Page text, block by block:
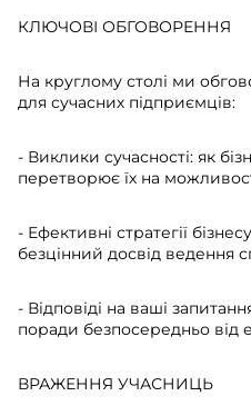
КЛЮЧОВІ ОБГОВОРЕННЯ
На круглому столі ми
для сучасних підприємців:
- Виклики сучасності: як
перетворює їх на
- Ефективні стратегії
безцінний досвід ведення
- Відповіді на ваші
поради безпосередньо від
ВРАЖЕННЯ УЧАСНИЦЬ